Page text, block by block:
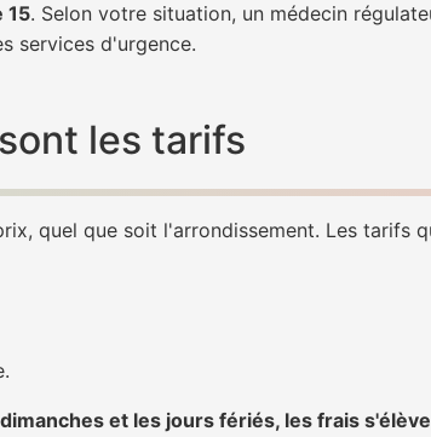
15. Selon votre situation, un médecin
services d'urgence.
les tarifs
quel que soit l'arrondissement. Les tarifs
et les jours fériés, les frais